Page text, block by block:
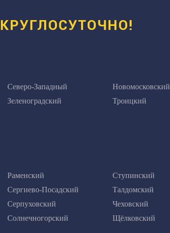
КРУГЛОСУТОЧНО!
Северо-Западный
Новомосковский
Зеленоградский
Троицкий
Раменский
Ступинский
Сергиево-Посадский
Талдомский
Серпуховский
Чеховский
Солнечногорский Щёлковский